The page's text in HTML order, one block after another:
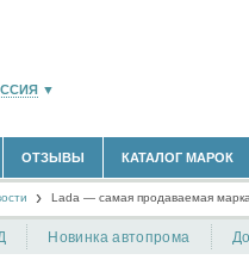
▼
ПЕТЕРБУРГ И ОБЛАСТЬ(14304)
КРАЙ(5619)
РЕСПУБЛИКА(412)
(1347)
ОТЗЫВЫ КАТАЛОГ МАРОК
Lada — самая продаваемая
Новинка автопрома